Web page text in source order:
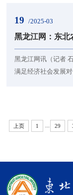
流”建设农业高校和
一步扛起拔尖创新
19 /2025-03
黑龙江网：东北
黑龙江网讯（记者
满足经济社会发展
能、智能农机装备
学与技术等学科领
上页 1 29